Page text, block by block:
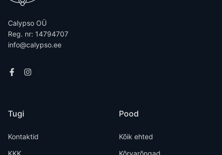
Calypso OÜ
Reg. nr: 14794707
info@calypso.ee
Tugi
Kontaktid
KKK
Pood
Kõik ehted
Kõrvarõngad